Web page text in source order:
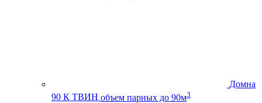
Домна
90 К ТВИН объем парных до 90м3